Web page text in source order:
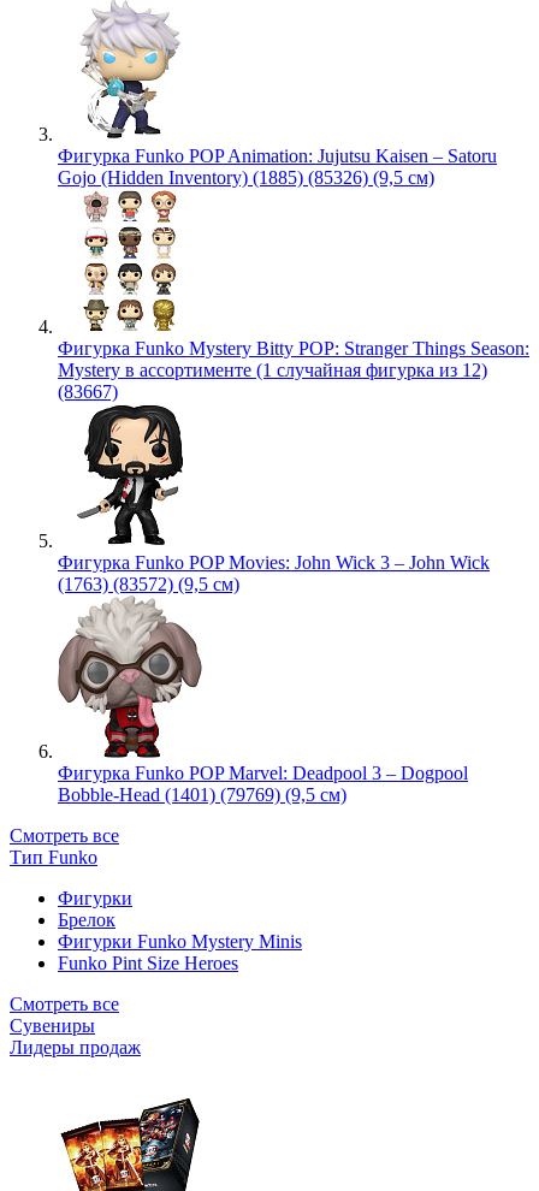
Фигурка Funko POP Animation: Jujutsu Kaisen – Satoru
Gojo (Hidden Inventory) (1885) (85326) (9,5 см)
Фигурка Funko Mystery Bitty POP: Stranger Things Season:
Mystery в ассортименте (1 случайная фигурка из 12)
(83667)
Фигурка Funko POP Movies: John Wick 3 – John Wick
(1763) (83572) (9,5 см)
Фигурка Funko POP Marvel: Deadpool 3 – Dogpool
Bobble-Head (1401) (79769) (9,5 см)
Смотреть все
Тип Funko
Фигурки
Брелок
Фигурки Funko Mystery Minis
Funko Pint Size Heroes
Смотреть все
Сувениры
Лидеры продаж